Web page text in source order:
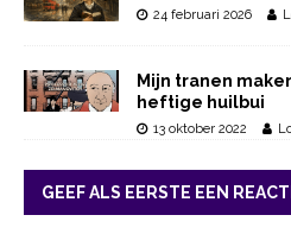
24 februari 2026
Mijn tranen
heftige huilbui
13 oktober 2022
GEEF ALS EERSTE EEN